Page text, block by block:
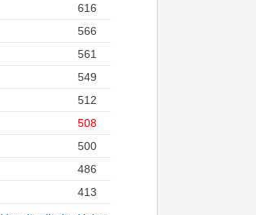
616
566
561
549
512
508
500
486
413